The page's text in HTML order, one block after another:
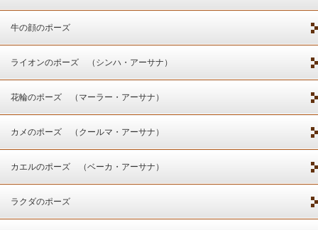
牛の顔のポーズ
ライオンのポーズ （シンハ・アーサナ）
花輪のポーズ （マーラー・アーサナ）
カメのポーズ （クールマ・アーサナ）
カエルのポーズ （ベーカ・アーサナ）
ラクダのポーズ